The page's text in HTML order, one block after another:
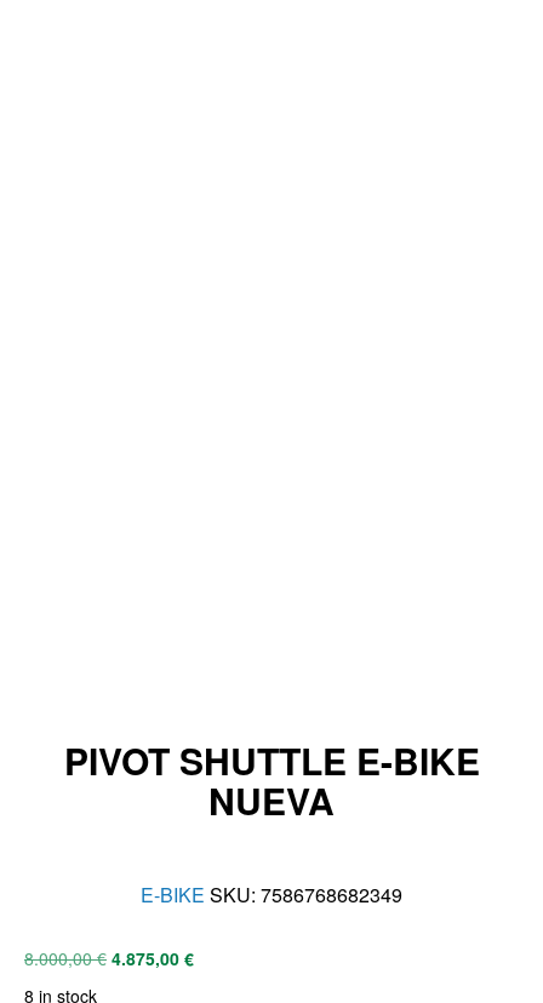
PIVOT SHUTTLE E-BIKE
NUEVA
E-BIKE SKU: 7586768682349
8.000,00€ 4.875,00 €
8 in stock